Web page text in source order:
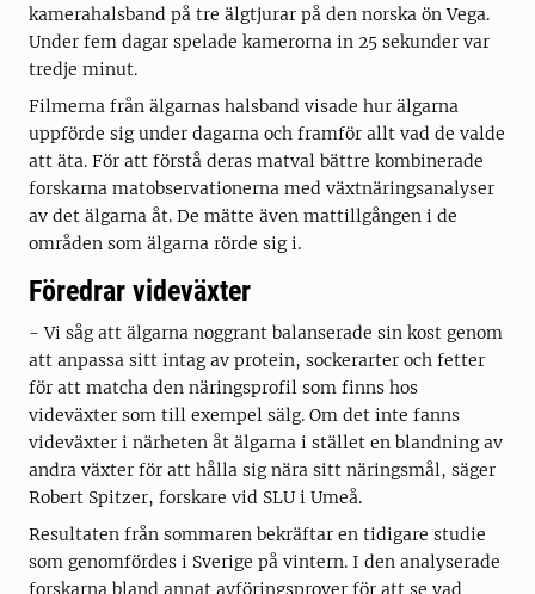
kamerahalsband på tre älgtjurar på den norska ön Vega.
Under fem dagar spelade kamerorna in 25 sekunder var
tredje minut.
Filmerna från älgarnas halsband visade hur älgarna
uppförde sig under dagarna och framför allt vad de valde
att äta. För att förstå deras matval bättre kombinerade
forskarna matobservationerna med växtnäringsanalyser
av det älgarna åt. De mätte även mattillgången i de
områden som älgarna rörde sig i.
Föredrar videväxter
- Vi såg att älgarna noggrant balanserade sin kost genom
att anpassa sitt intag av protein, sockerarter och fetter
för att matcha den näringsprofil som finns hos
videväxter som till exempel sälg. Om det inte fanns
videväxter i närheten åt älgarna i stället en blandning av
andra växter för att hålla sig nära sitt näringsmål, säger
Robert Spitzer, forskare vid SLU i Umeå.
Resultaten från sommaren bekräftar en tidigare studie
som genomfördes i Sverige på vintern. I den analyserade
forskarna bland annat avföringsprover för att se vad